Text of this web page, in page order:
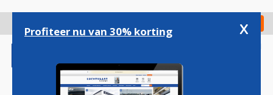
gaan
Check in
Profiteer nu van 30% korting x